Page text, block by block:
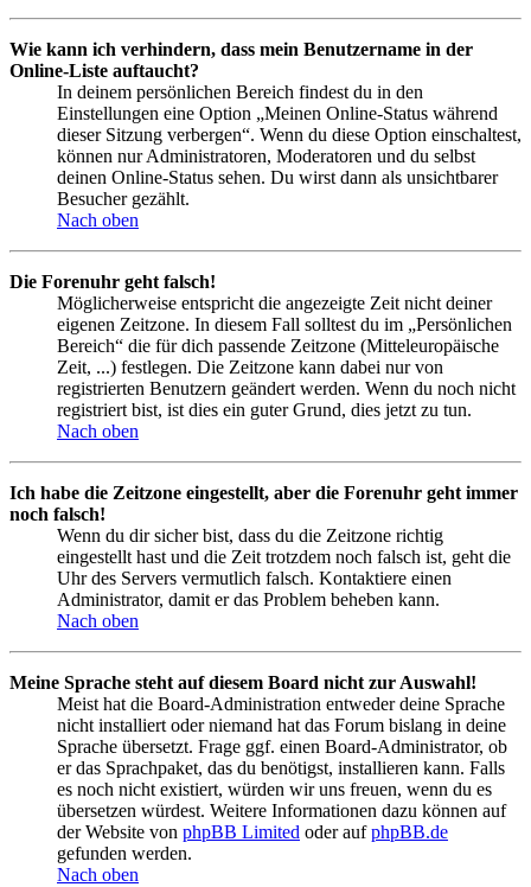
Wie kann ich verhindern, dass mein Benutzername in der
Online-Liste auftaucht?
In deinem persönlichen Bereich findest du in den
Einstellungen eine Option „Meinen Online-Status während
dieser Sitzung verbergen“. Wenn du diese Option einschaltest,
können nur Administratoren, Moderatoren und du selbst
deinen Online-Status sehen. Du wirst dann als unsichtbarer
Besucher gezählt.
Nach oben
Die Forenuhr geht falsch!
Möglicherweise entspricht die angezeigte Zeit nicht deiner
eigenen Zeitzone. In diesem Fall solltest du im „Persönlichen
Bereich“ die für dich passende Zeitzone (Mitteleuropäische
Zeit, ...) festlegen. Die Zeitzone kann dabei nur von
registrierten Benutzern geändert werden. Wenn du noch nicht
registriert bist, ist dies ein guter Grund, dies jetzt zu tun.
Nach oben
Ich habe die Zeitzone eingestellt, aber die Forenuhr geht immer
noch falsch!
Wenn du dir sicher bist, dass du die Zeitzone richtig
eingestellt hast und die Zeit trotzdem noch falsch ist, geht die
Uhr des Servers vermutlich falsch. Kontaktiere einen
Administrator, damit er das Problem beheben kann.
Nach oben
Meine Sprache steht auf diesem Board nicht zur Auswahl!
Meist hat die Board-Administration entweder deine Sprache
nicht installiert oder niemand hat das Forum bislang in deine
Sprache übersetzt. Frage ggf. einen Board-Administrator, ob
er das Sprachpaket, das du benötigst, installieren kann. Falls
es noch nicht existiert, würden wir uns freuen, wenn du es
übersetzen würdest. Weitere Informationen dazu können auf
der Website von phpBB Limited oder aufphpBB.de
gefunden werden.
Nach oben